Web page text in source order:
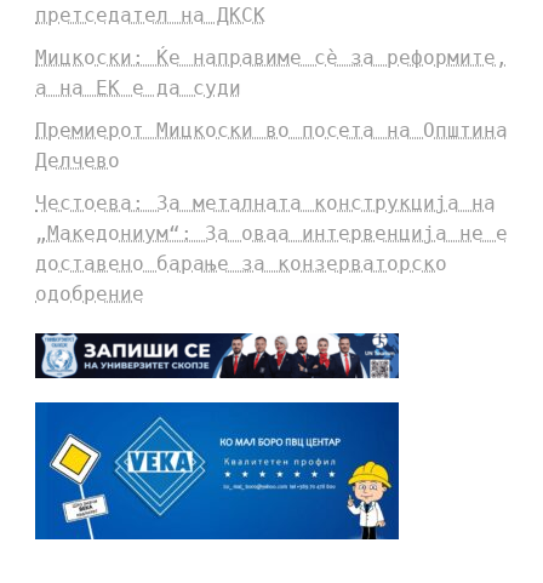
претседател на ДКСК
Мицкоски: Ќе направиме сè за реформите,
а на ЕК е да суди
Премиерот Мицкоски во посета на Општина
Делчево
Честоева: За металната конструкција на
„Македониум“: За оваа интервенција не е
доставено барање за конзерваторско
одобрение